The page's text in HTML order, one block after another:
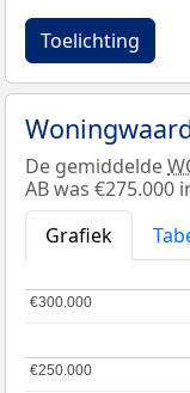
Toelichting
De gemiddelde
AB was €275.000
Grafiek
€250.000
€250.000
€300.000
€300.000